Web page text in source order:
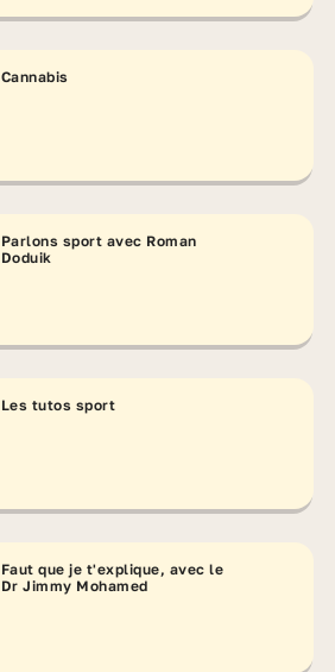
Cannabis
Parlons sport avec Roman
Doduik
Les tutos sport
Faut que je t'explique, avec le
Dr Jimmy Mohamed